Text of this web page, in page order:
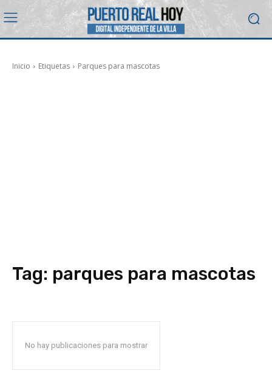
Inicio Etiquetas Parques para mascotas
Tag: parques para mascotas
No hay publicaciones para mostrar